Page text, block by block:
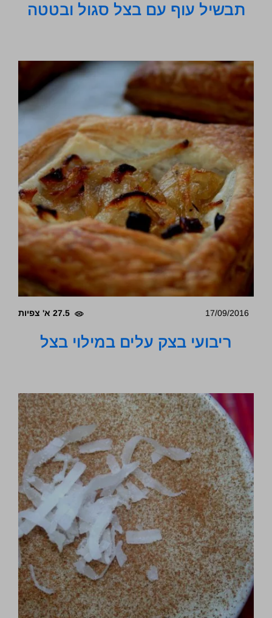
תבשיל עוף עם בצל סגול ובטטה
17/09/2016 27.5 א' צפיות
ריבועי בצק עלים במילוי בצל